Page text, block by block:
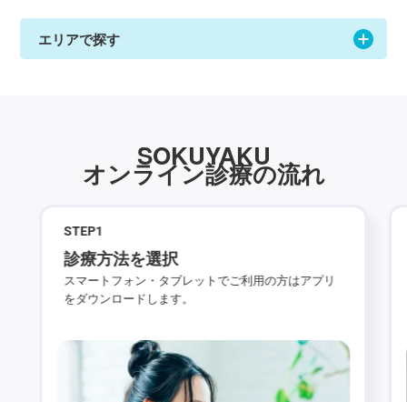
エリアで探す
SOKUYAKU
オンライン診療の流れ
STEP1
診療方法を選択
スマートフォン・タブレットでご利用の方はアプリ
をダウンロードします。